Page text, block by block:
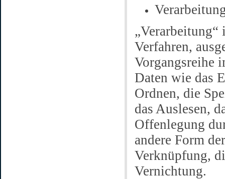
Verfahren,
Vorgangsreihe
Daten wie das
Ordnen, die
das Auslesen,
Offenlegung
andere Form
Verknüpfung,
Vernichtung.